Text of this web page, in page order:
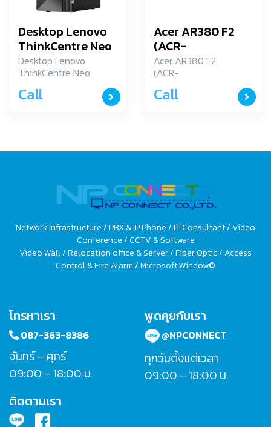
Desktop Lenovo
ThinkCentre Neo
50t (12JB0036TA)
Desktop Lenovo
ThinkCentre Neo
Call
Acer AR380 F2
(ACR-
USR8ZST003)
Acer AR380 F2
(ACR-
Call
Network Infrastructure / PBX & IP Phone / IT Consultant / Video
Conference / CCTV & Software
Video Wall / Relocation office & Server / Fiber Optic / Access
Control & Fire Alarm / Microsoft Window©
โทรหาเรา
087-363-8386
จันทร์ – ศุกร์
09:00 – 18:00 น.
พูดคุยกับเรา
@NPCONNECT
ทุกวันตั้งแต่เวลา
09:00 – 18:00 น.
ติดตามเรา